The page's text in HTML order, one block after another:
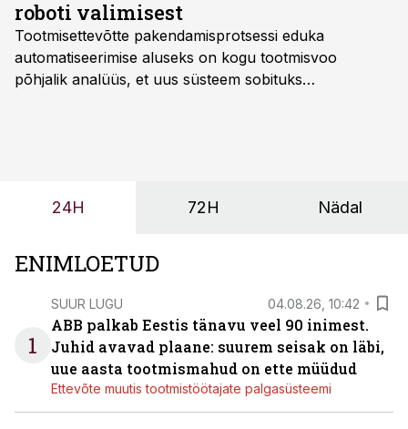
roboti valimisest
Tootmisettevõtte pakendamisprotsessi eduka
automatiseerimise aluseks on kogu tootmisvoo
põhjalik analüüs, et uus süsteem sobituks
OÜ tegevjuht Sander Mitendorf.
24H 72H Nädal
ENIMLOETUD
1
SUUR LUGU 04.08.26, 10:42
ABB palkab Eestis tänavu veel 90 inimest.
Juhid avavad plaane: suurem seisak on läbi,
uue aasta tootmismahud on ette müüdud
Ettevõte muutis tootmistöötajate palgasüsteemi